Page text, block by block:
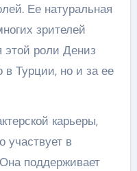
Ее натуральная
зрителей
этой роли Дениз
в Турции, но и за ее
карьеры,
участвует в
поддерживает